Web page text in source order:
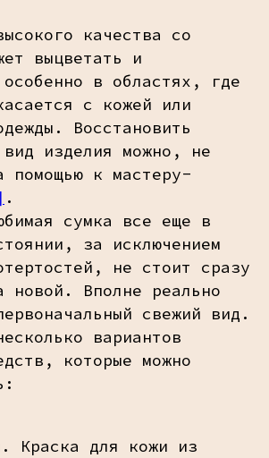
качества со
выцветать и
в областях, где
с кожей или
Восстановить
вид изделия можно, не
помощью к мастеру-
.
сумка все еще в
за исключением
не стоит сразу
новой. Вполне реально
свежий вид.
вариантов
которые можно
Краска для кожи из